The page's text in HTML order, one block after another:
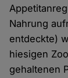
Nahrung
entdeckte)
hiesigen
gehaltenen